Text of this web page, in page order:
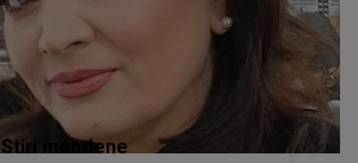
Stiri mondene